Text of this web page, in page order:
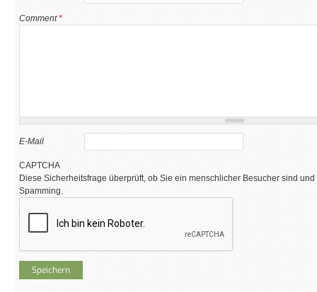
Comment*
E-Mail
CAPTCHA
Diese Sicherheitsfrage überprüft, ob Sie ein menschlicher Besucher sind
Spamming.